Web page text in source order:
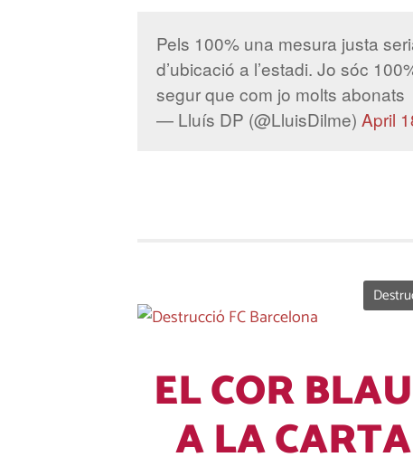
Pels 100% una mesura justa
d’ubicació a l’estadi. Jo sóc
segur que com jo molts abonats
— Lluís DP (@LluisDilme) April
EL COR
A LA